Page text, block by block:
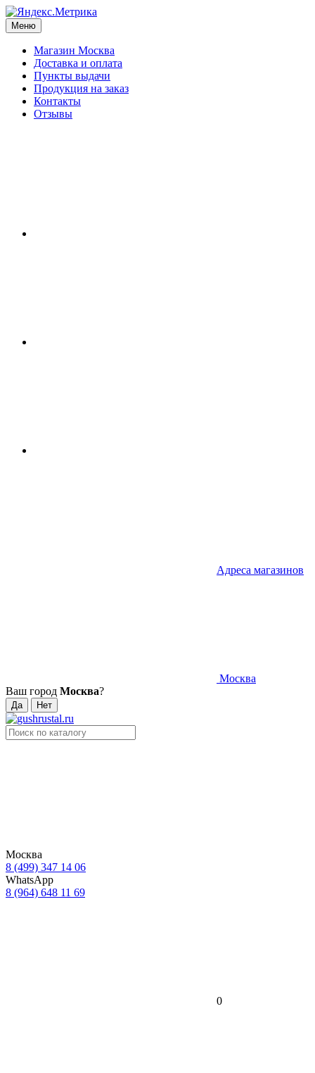
Меню
Магазин Москва
Доставка и оплата
Пункты выдачи
Продукция на заказ
Контакты
Отзывы
Адреса магазинов
Москва
Ваш город Москва?
Москва
8 (499) 347 14 06
WhatsApp
8 (964) 648 11 69
0